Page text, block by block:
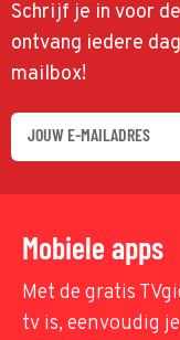
Schrijf je in voor
ontvang iedere
mailbox!
Mobiele apps
Met de gratis
tv is, eenvoudig